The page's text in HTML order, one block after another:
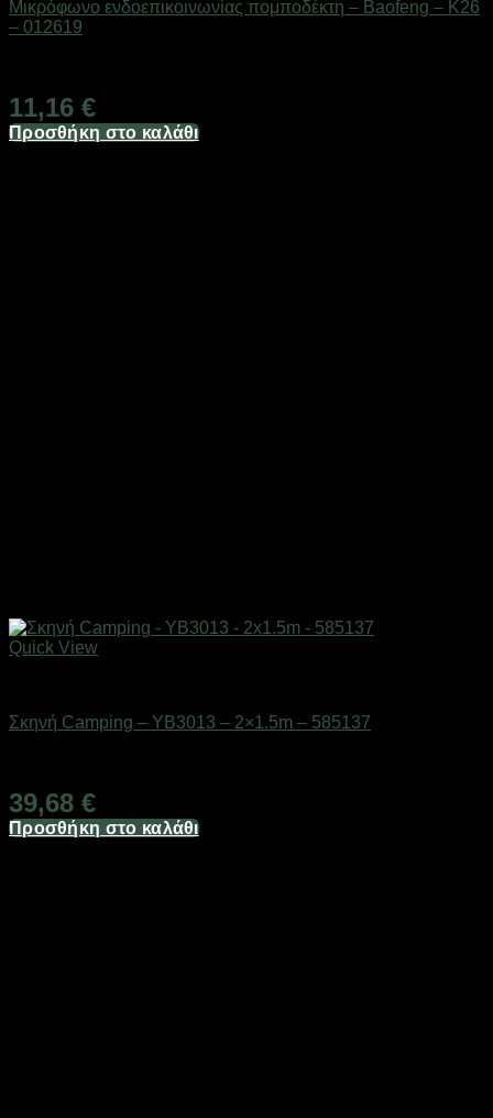
Μικρόφωνο ενδοεπικοινωνίας πομποδέκτη – Baofeng – K26
– 012619
11,16 €
Προσθήκη στο καλάθι
Quick View
Σκηνή Camping – YB3013 – 2×1.5m – 585137
39,68 €
Προσθήκη στο καλάθι